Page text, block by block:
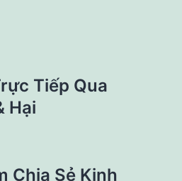
Tiếp Qua
Hại
Chia Sẻ Kinh